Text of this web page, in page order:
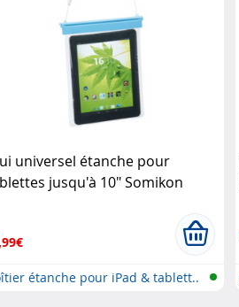
universel étanche pour
jusqu'à 10" Somikon
,99€
étanche pour iPad & tablett..